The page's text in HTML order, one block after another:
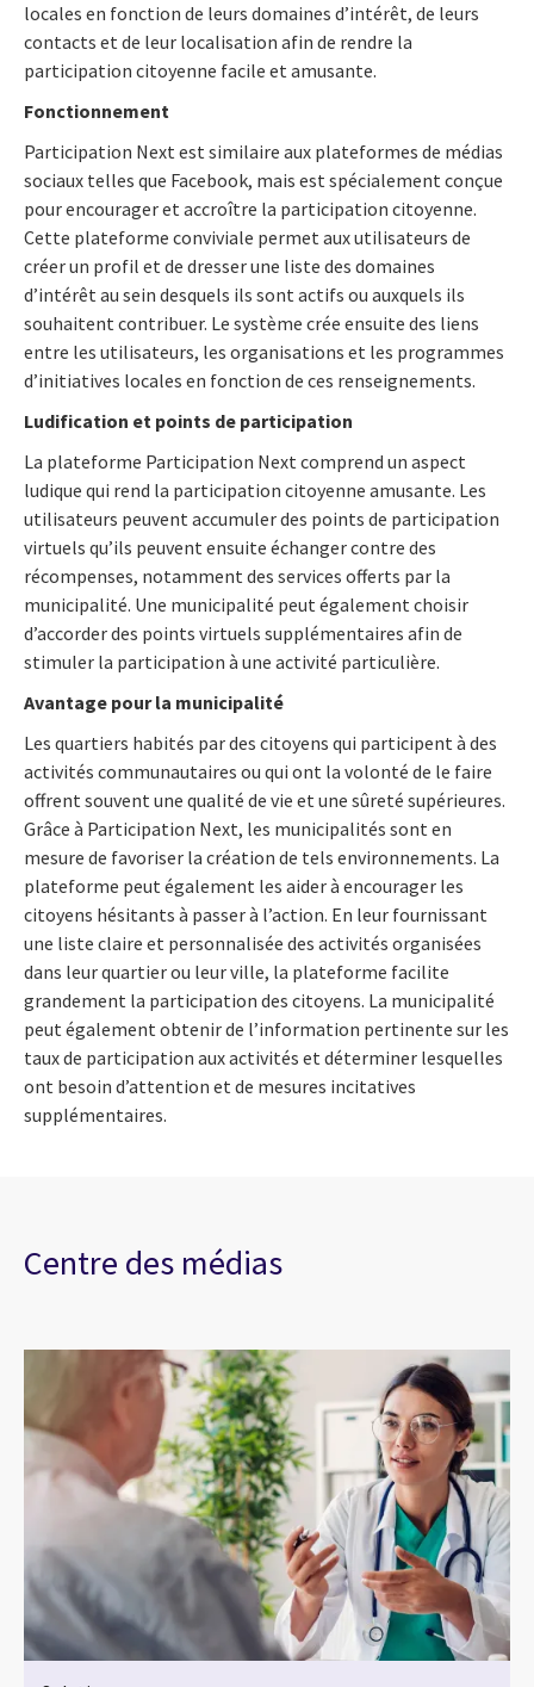
locales en fonction de leurs domaines d’intérêt, de leurs
contacts et de leur localisation afin de rendre la
participation citoyenne facile et amusante.
Fonctionnement
Participation Next est similaire aux plateformes de médias
sociaux telles que Facebook, mais est spécialement conçue
pour encourager et accroître la participation citoyenne.
Cette plateforme conviviale permet aux utilisateurs de
créer un profil et de dresser une liste des domaines
d’intérêt au sein desquels ils sont actifs ou auxquels ils
souhaitent contribuer. Le système crée ensuite des liens
entre les utilisateurs, les organisations et les programmes
d’initiatives locales en fonction de ces renseignements.
Ludification et points de participation
La plateforme Participation Next comprend un aspect
ludique qui rend la participation citoyenne amusante. Les
utilisateurs peuvent accumuler des points de participation
virtuels qu’ils peuvent ensuite échanger contre des
récompenses, notamment des services offerts par la
municipalité. Une municipalité peut également choisir
d’accorder des points virtuels supplémentaires afin de
stimuler la participation à une activité particulière.
Avantage pour la municipalité
Les quartiers habités par des citoyens qui participent à des
activités communautaires ou qui ont la volonté de le faire
offrent souvent une qualité de vie et une sûreté supérieures.
Grâce à Participation Next, les municipalités sont en
mesure de favoriser la création de tels environnements. La
plateforme peut également les aider à encourager les
citoyens hésitants à passer à l’action. En leur fournissant
une liste claire et personnalisée des activités organisées
dans leur quartier ou leur ville, la plateforme facilite
grandement la participation des citoyens. La municipalité
peut également obtenir de l’information pertinente sur les
taux de participation aux activités et déterminer lesquelles
ont besoin d’attention et de mesures incitatives
supplémentaires.
Centre des médias